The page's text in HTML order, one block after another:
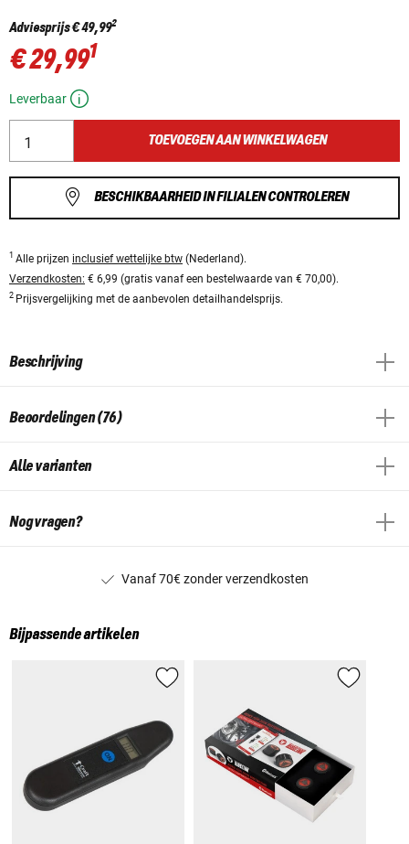
Adviesprijs€ 49,992
€ 29,991
Leverbaar
TOEVOEGEN AAN WINKELWAGEN
BESCHIKBAARHEID IN FILIALEN CONTROLEREN
1 Alle prijzen inclusief wettelijke btw (Nederland).
Verzendkosten: € 6,99 (gratis vanaf een bestelwaarde van € 70,00).
2 Prijsvergelijking met de aanbevolen detailhandelsprijs.
Beschrijving
Beoordelingen (76)
Alle varianten
Nog vragen?
Vanaf 70€ zonder verzendkosten
Bijpassende artikelen